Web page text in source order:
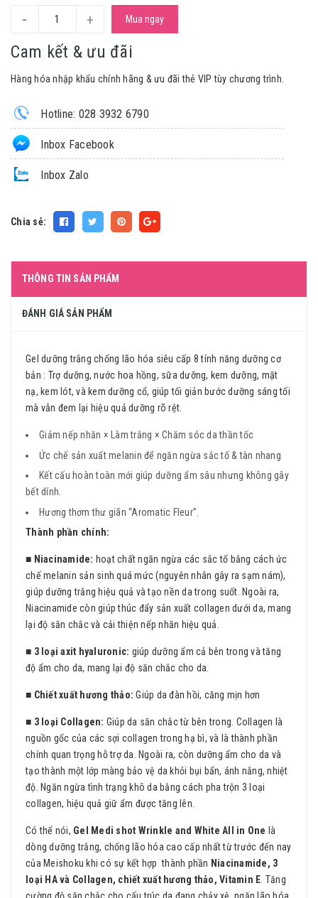
- + Mua ngay
Cam kết & ưu đãi
Hàng hóa nhập khẩu chính hãng & ưu đãi thẻ VIP tùy chương trình.
Hotline: 028 3932 6790
Inbox Facebook
Inbox Zalo
Chia sẻ:
THÔNG TIN SẢN PHẨM
ĐÁNH GIÁ SẢN PHẨM
Gel dưỡng trắng chống lão hóa siêu cấp 8 tính năng dưỡng cơ
bản : Trợ dưỡng, nước hoa hồng, sữa dưỡng, kem dưỡng, mặt
nạ, kem lót, và kem dưỡng cổ, giúp tối giản bước dưỡng sáng tối
mà vẫn đem lại hiệu quả dưỡng rõ rệt.
Giảm nếp nhăn × Làm trắng × Chăm sóc da thần tốc
Ức chế sản xuất melanin để ngăn ngừa sắc tố & tàn nhang
Kết cấu hoàn toàn mới giúp dưỡng ẩm sâu nhưng không gây
bết dính.
Hương thơm thư giãn “Aromatic Fleur”.
Thành phần chính:
■ Niacinamide: hoạt chất ngăn ngừa các sắc tố bằng cách ức
chế melanin sản sinh quá mức (nguyên nhân gây ra sạm nám),
giúp dưỡng trắng hiệu quả và tạo nền da trong suốt. Ngoài ra,
Niacinamide còn giúp thúc đẩy sản xuất collagen dưới da, mang
lại độ săn chắc và cải thiện nếp nhăn hiệu quả.
■ 3 loại axit hyaluronic: giúp dưỡng ẩm cả bên trong và tăng
độ ẩm cho da, mang lại độ săn chắc cho da.
■ Chiết xuất hương thảo: Giúp da đàn hồi, căng mịn hơn
■ 3 loại Collagen: Giúp da săn chắc từ bên trong. Collagen là
nguồn gốc của các sợi collagen trong hạ bì, và là thành phần
chính quan trọng hỗ trợ da. Ngoài ra, còn dưỡng ẩm cho da và
tạo thành một lớp màng bảo vệ da khỏi bụi bẩn, ánh nắng, nhiệt
độ. Ngăn ngừa tình trạng khô da bằng cách pha trộn 3 loại
collagen, hiệu quả giữ ẩm được tăng lên.
Có thể nói, Gel Medi shot Wrinkle and White All in One là
dòng dưỡng trắng, chống lão hóa cao cấp nhất từ trước đến nay
của Meishoku khi có sự kết hợp thành phần Niacinamide, 3
loại HA và Collagen, chiết xuất hương thảo, Vitamin E. Tăng